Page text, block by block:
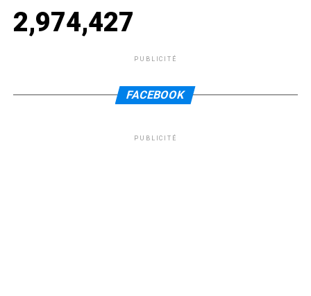
2,974,427
PUBLICITÉ
FACEBOOK
PUBLICITÉ